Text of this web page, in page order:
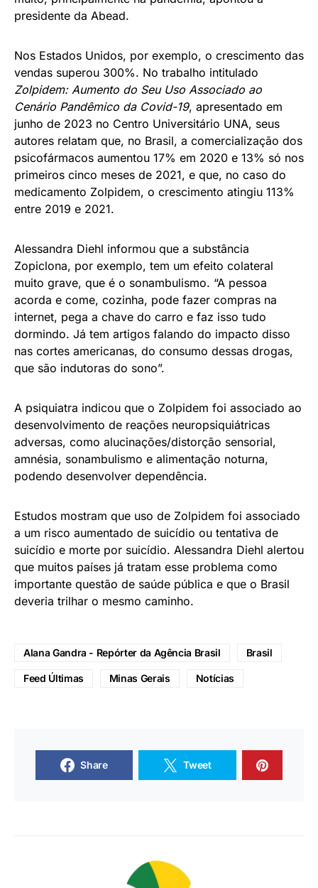
presidente da Abead.
Nos Estados Unidos, por exemplo, o crescimento das
vendas superou 300%. No trabalho intitulado
Zolpidem: Aumento do Seu Uso Associado ao
Cenário Pandêmico da Covid-19, apresentado em
junho de 2023 no Centro Universitário UNA, seus
autores relatam que, no Brasil, a comercialização dos
psicofármacos aumentou 17% em 2020 e 13% só nos
primeiros cinco meses de 2021, e que, no caso do
medicamento Zolpidem, o crescimento atingiu 113%
entre 2019 e 2021.
Alessandra Diehl informou que a substância
Zopiclona, por exemplo, tem um efeito colateral
muito grave, que é o sonambulismo. “A pessoa
acorda e come, cozinha, pode fazer compras na
internet, pega a chave do carro e faz isso tudo
dormindo. Já tem artigos falando do impacto disso
nas cortes americanas, do consumo dessas drogas,
que são indutoras do sono”.
A psiquiatra indicou que o Zolpidem foi associado ao
desenvolvimento de reações neuropsiquiátricas
adversas, como alucinações/distorção sensorial,
amnésia, sonambulismo e alimentação noturna,
podendo desenvolver dependência.
Estudos mostram que uso de Zolpidem foi associado
a um risco aumentado de suicídio ou tentativa de
suicídio e morte por suicídio. Alessandra Diehl alertou
que muitos países já tratam esse problema como
importante questão de saúde pública e que o Brasil
deveria trilhar o mesmo caminho.
Alana Gandra - Repórter da Agência Brasil Brasil
Feed Últimas Minas Gerais Notícias
Share Tweet